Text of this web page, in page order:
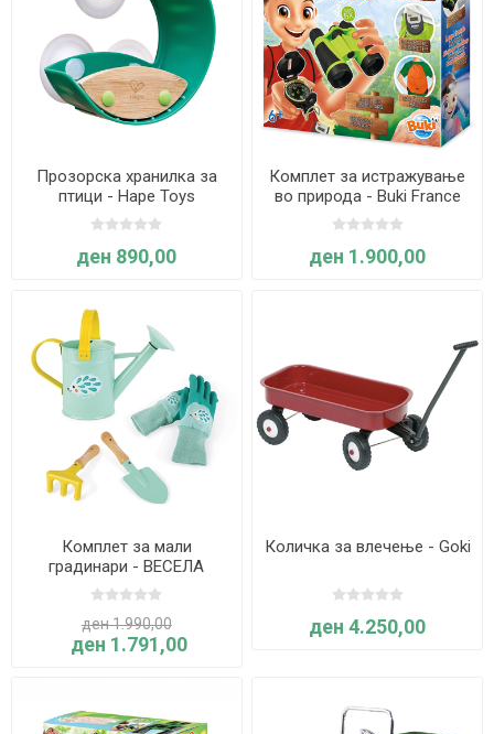
Прозорска хранилка за
птици - Hape Toys
ден 890,00
Комплет за истражување
во природа - Buki France
ден 1.900,00
Комплет за мали
градинари - ВЕСЕЛА
ГРАДИНА - Janod
ден 1.990,00
ден 1.791,00
Количка за влечење - Goki
ден 4.250,00